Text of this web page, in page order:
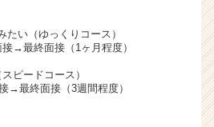
たい（ゆっくりコース）
→最終面接（1ヶ月程度）
ピードコース）
→最終面接（3週間程度）